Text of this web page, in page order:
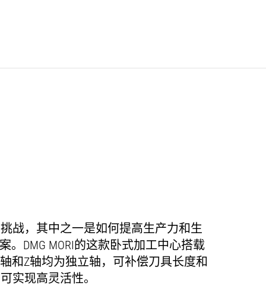
战，其中之一是如何提高生产力和生
。 DMG MORI的这款卧式加工中心搭载
轴和Z轴均为独立轴，可补偿刀具长度和
实现高灵活性。